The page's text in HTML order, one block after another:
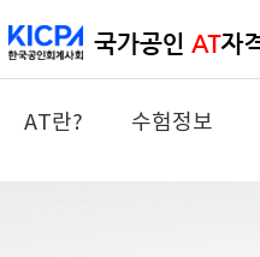
AT란? 수험정보